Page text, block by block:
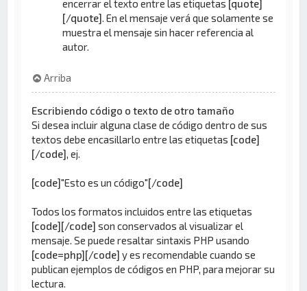
encerrar el texto entre las etiquetas [quote]
[/quote]. En el mensaje verá que solamente se
muestra el mensaje sin hacer referencia al
autor.
Arriba
Escribiendo código o texto de otro tamaño
Si desea incluir alguna clase de código dentro de sus
textos debe encasillarlo entre las etiquetas [code]
[/code] , ej.
[code]"Esto es un código"[/code]
Todos los formatos incluidos entre las etiquetas
[code][/code] son conservados al visualizar el
mensaje. Se puede resaltar sintaxis PHP usando
[code=php][/code] y es recomendable cuando se
publican ejemplos de códigos en PHP, para mejorar su
lectura.